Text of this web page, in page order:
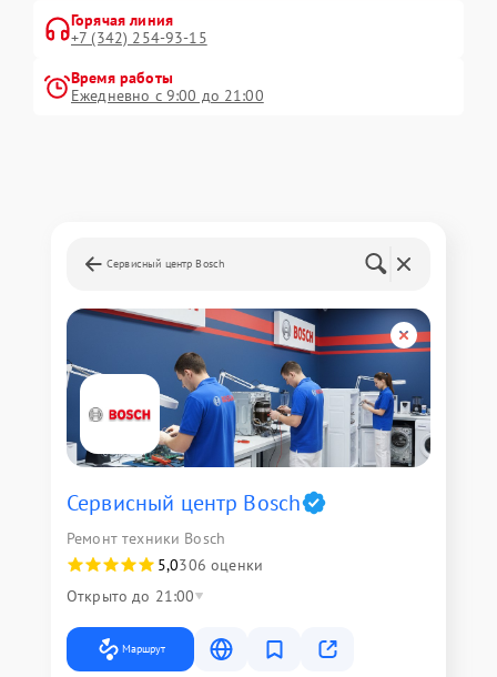
Горячая линия
+7 (342) 254-93-15
Время работы
Ежедневно с 9:00 до 21:00
Сервисный центр Bosch
Сервисный центр Bosch
Ремонт техники Bosch
5,0306 оценки
Открыто до 21:00
Маршрут